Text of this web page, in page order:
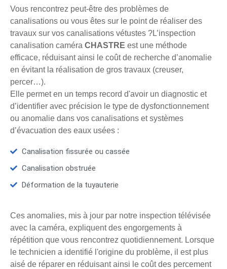
Vous rencontrez peut-être des problèmes de
canalisations ou vous êtes sur le point de réaliser des
travaux sur vos canalisations vétustes ?L’inspection
canalisation caméra CHASTRE est une méthode
efficace, réduisant ainsi le coût de recherche d’anomalie
en évitant la réalisation de gros travaux (creuser,
percer…).
Elle permet en un temps record d'avoir un diagnostic et
d’identifier avec précision le type de dysfonctionnement
ou anomalie dans vos canalisations et systèmes
d’évacuation des eaux usées :
Canalisation fissurée ou cassée
Canalisation obstruée
Déformation de la tuyauterie
Ces anomalies, mis à jour par notre inspection télévisée
avec la caméra, expliquent des engorgements à
répétition que vous rencontrez quotidiennement. Lorsque
le technicien a identifié l'origine du problème, il est plus
aisé de réparer en réduisant ainsi le coût des percement